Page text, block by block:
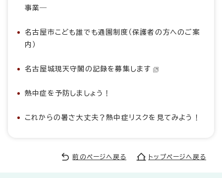
事業―
名古屋市こども誰でも通園制度（保護者の方へのご案
内）
名古屋城現天守閣の記録を募集します
熱中症を予防しましょう！
これからの暑さ大丈夫？熱中症リスクを見てみよう！
前のページへ戻る トップページへ戻る